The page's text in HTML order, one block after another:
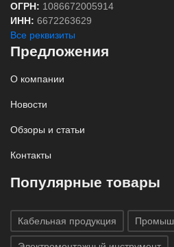
ОГРН: 1086672005914
ИНН: 6672263629
Все реквизиты
Предложения
О компании
Новости
Обзоры и статьи
Контакты
Популярные товары
Кабельная продукция